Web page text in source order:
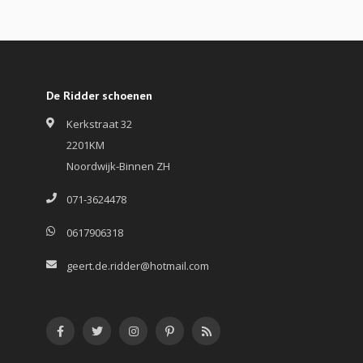
De Ridder schoenen
Kerkstraat 32
2201KM
Noordwijk-Binnen ZH
071-3624478
0617906318
geert.de.ridder@hotmail.com